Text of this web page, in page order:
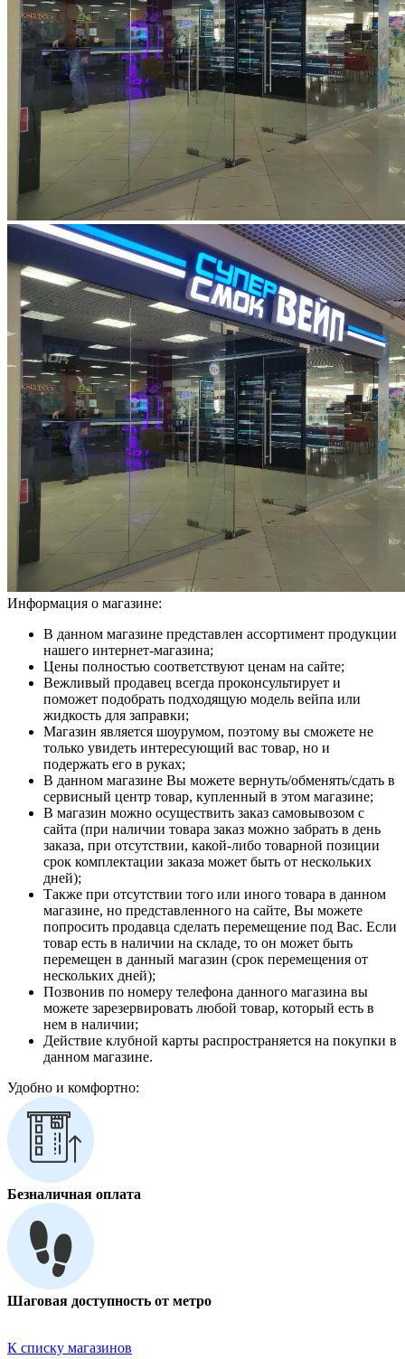
Информация о магазине:
В данном магазине представлен ассортимент продукции
нашего интернет-магазина;
Цены полностью соответствуют ценам на сайте;
Вежливый продавец всегда проконсультирует и
поможет подобрать подходящую модель вейпа или
жидкость для заправки;
Магазин является шоурумом, поэтому вы сможете не
только увидеть интересующий вас товар, но и
подержать его в руках;
В данном магазине Вы можете вернуть/обменять/сдать в
сервисный центр товар, купленный в этом магазине;
В магазин можно осуществить заказ самовывозом с
сайта (при наличии товара заказ можно забрать в день
заказа, при отсутствии, какой-либо товарной позиции
срок комплектации заказа может быть от нескольких
дней);
Также при отсутствии того или иного товара в данном
магазине, но представленного на сайте, Вы можете
попросить продавца сделать перемещение под Вас. Если
товар есть в наличии на складе, то он может быть
перемещен в данный магазин (срок перемещения от
нескольких дней);
Позвонив по номеру телефона данного магазина вы
можете зарезервировать любой товар, который есть в
нем в наличии;
Действие клубной карты распространяется на покупки в
данном магазине.
Удобно и комфортно:
Безналичная оплата
Шаговая доступность от метро
К списку магазинов